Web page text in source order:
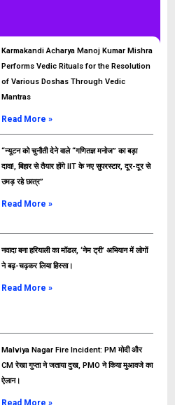
ads
Karmakandi Acharya Manoj Kumar Mishra
Performs Vedic Rituals for the Resolution
of Various Doshas Through Vedic
Mantras
Read More »
“न्यूटन को चुनौती देने वाले “गणितज्ञ मनोज” का बड़ा
दावा!, बिहार से तैयार होंगे IIT के नए सुपरस्टार, दूर-दूर से
उमड़ रहे छात्र”
Read More »
नवादा बना हरियाली का मॉडल, ‘नेम ट्री’ अभियान में लोगों
ने बढ़-चढ़कर लिया हिस्सा।
Read More »
Malviya Nagar Fire Incident: PM मोदी और
CM रेखा गुप्ता ने जताया दुख, PMO ने किया मुआवजे का
ऐलान।
Read More »